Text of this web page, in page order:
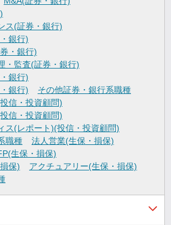
ス(証券・銀行)
銀行)
・銀行)
・監査(証券・銀行)
銀行)
銀行)
その他証券・銀行系職種
信・投資顧問)
信・投資顧問)
ス(レポート)(投信・投資顧問)
職種
法人営業(生保・損保)
生保・損保)
保)
アクチュアリー(生保・損保)